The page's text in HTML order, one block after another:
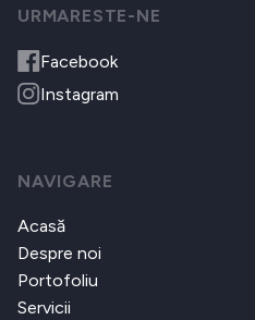
URMARESTE-NE
Facebook
Instagram
NAVIGARE
Acasă
Despre noi
Portofoliu
Servicii